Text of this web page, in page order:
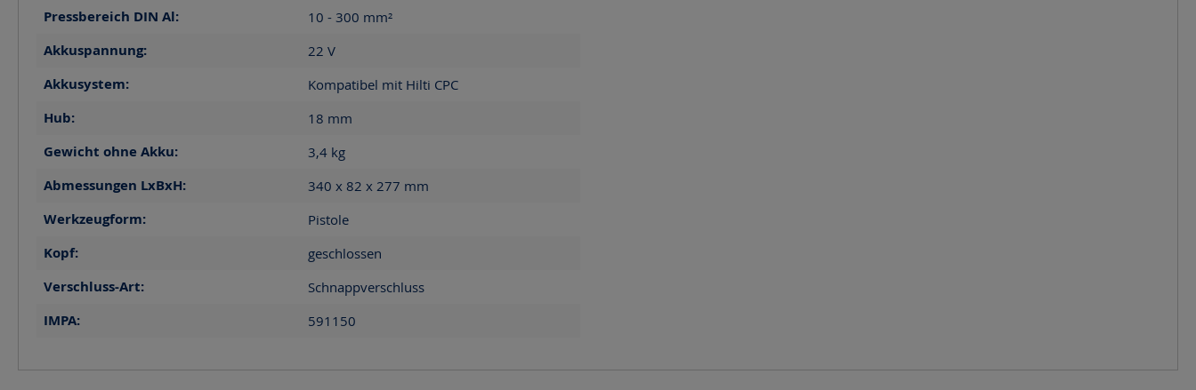
Pressbereich DIN Al: 10 - 300 mm²
Akkuspannung: 22 V
Akkusystem: Kompatibel mit Hilti CPC
Hub: 18 mm
Gewicht ohne Akku: 3,4 kg
Abmessungen LxBxH: 340 x 82 x 277 mm
Werkzeugform: Pistole
Kopf: geschlossen
Verschluss-Art: Schnappverschluss
IMPA: 591150